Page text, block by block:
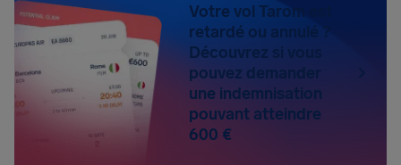
Votre vol Tarom est
retardé ou annulé ?
Découvrez si vous
pouvez demander
une indemnisation
pouvant atteindre
600 €